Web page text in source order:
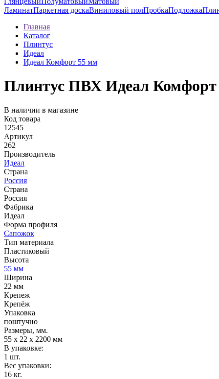
ЛаминатПаркетная доскаВиниловый полПробкаПодложка
Главная
Каталог
Плинтус
Идеал
Идеал Комфорт 55 мм
Плинтус ПВХ Идеал Комфорт
В наличии в магазине
Код товара
12545
Артикул
262
Производитель
Идеал
Страна
Россия
Страна
Россия
Фабрика
Идеал
Форма профиля
Сапожок
Тип материала
Пластиковый
Высота
55 мм
Ширина
22 мм
Крепеж
Крепёж
Упаковка
поштучно
Размеры, мм.
55 х 22 х 2200 мм
В упаковке:
1 шт.
Вес упаковки:
16 кг.